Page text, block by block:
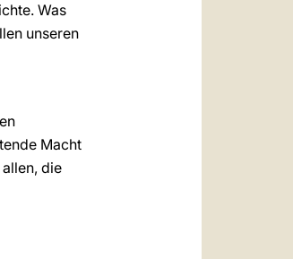
Was
unseren
Macht
die